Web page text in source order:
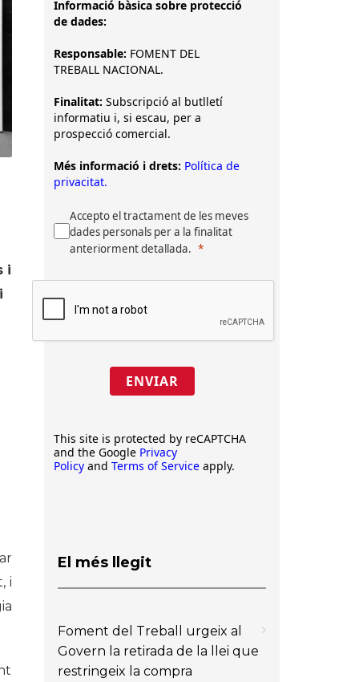
i
i
Informació bàsica sobre protecció
de dades:
Responsable: FOMENT DEL
TREBALL NACIONAL.
Finalitat: Subscripció al butlletí
informatiu i, si escau, per a
prospecció comercial.
Més informació i drets: Política de
privacitat.
Accepto el tractament de les meves
dades personals per a la finalitat
anteriorment detallada.
ENVIAR
This site is protected by reCAPTCHA
and the Google Privacy
Policy and Terms of Service apply.
El més llegit
Foment del Treball urgeix al
Govern la retirada de la llei que
restringeix la compra